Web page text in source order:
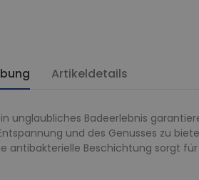
Artikeldetails
unglaubliches Badeerlebnis
und des Genusses zu
Beschichtung sorgt